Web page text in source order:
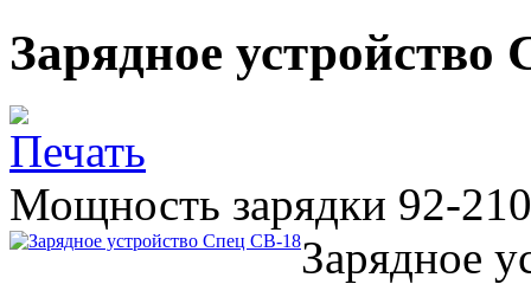
Зарядное устройство
Мощность зарядки 92-
Зарядное